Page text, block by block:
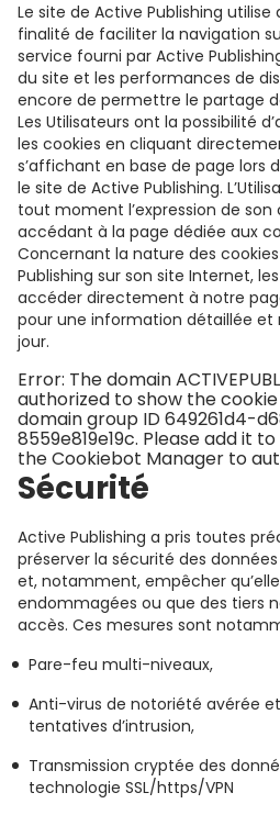
Le site de Active Publishing
finalité de faciliter la navigation
service fourni par Active
du site et les performances de
encore de permettre le partage
Les Utilisateurs ont la possibilité
les cookies en cliquant
s’affichant en base de page lors
le site de Active Publishing.
tout moment l’expression de
accédant à la page dédiée aux
Concernant la nature des
Publishing sur son site Internet,
accéder directement à notre
pour une information détaillée et
jour.
Error: The domain
authorized to show the
domain group ID 649261d4-
8559e819e19c. Please add it
the Cookiebot Manager to
Sécurité
Active Publishing a pris toutes
préserver la sécurité des
et, notamment, empêcher
endommagées ou que des tiers
accès. Ces mesures sont
Pare-feu multi-niveaux,
Anti-virus de notoriété avérée
tentatives d’intrusion,
Transmission cryptée des
technologie SSL/https/VPN